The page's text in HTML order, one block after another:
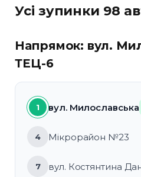
Усі зупинки 98
Напрямок: вул.
ТЕЦ-6
1 вул. Милославська
4 Мікрорайон №23
7 вул. Костянтина